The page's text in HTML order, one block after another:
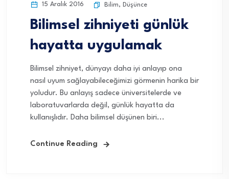
15 Aralık 2016 Bilim, Düşünce
Bilimsel zihniyeti günlük
hayatta uygulamak
Bilimsel zihniyet, dünyayı daha iyi anlayıp ona
nasıl uyum sağlayabileceğimizi görmenin harika bir
yoludur. Bu anlayış sadece üniversitelerde ve
laboratuvarlarda değil, günlük hayatta da
kullanışlıdır. Daha bilimsel düşünen biri...
Continue Reading